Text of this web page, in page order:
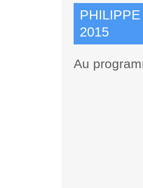
2015
Au